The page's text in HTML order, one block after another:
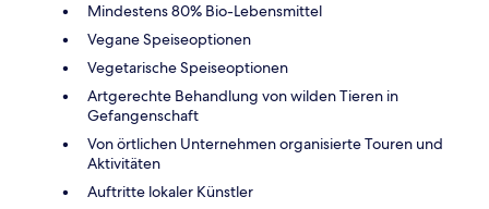
Mindestens 80% Bio-Lebensmittel
Vegane Speiseoptionen
Vegetarische Speiseoptionen
Artgerechte Behandlung von wilden Tieren in
Gefangenschaft
Von örtlichen Unternehmen organisierte Touren und
Aktivitäten
Auftritte lokaler Künstler